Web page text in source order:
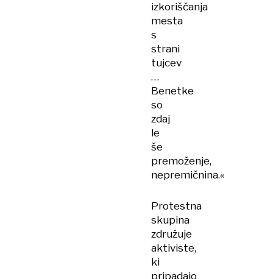
izkoriščanja
mesta
s
strani
tujcev
…
Benetke
so
zdaj
le
še
premoženje,
nepremičnina.«
Protestna
skupina
združuje
aktiviste,
ki
pripadajo